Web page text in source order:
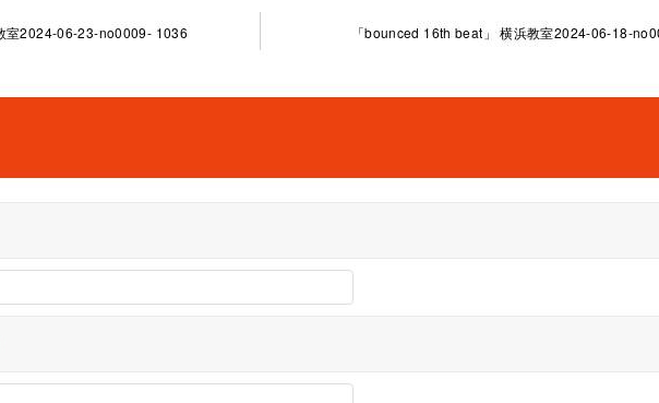
室2024-06-23-no0009- 1036 「bounced 16th beat」 横浜教室2024-06-18-